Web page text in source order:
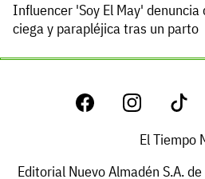
Influencer 'Soy El May' denuncia
ciega y parapléjica tras un parto
El Tiempo
Editorial Nuevo Almadén S.A.